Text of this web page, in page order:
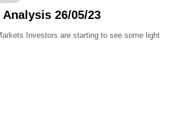
26/05/23
Investors are starting to see some light